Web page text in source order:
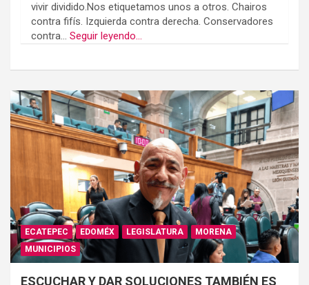
vivir dividido.Nos etiquetamos unos a otros. Chairos
contra fifís. Izquierda contra derecha. Conservadores
contra... Seguir leyendo...
ECATEPEC EDOMÉX LEGISLATURA
MORENA
MUNICIPIOS
ESCUCHAR Y DAR SOLUCIONES TAMBIÉN ES